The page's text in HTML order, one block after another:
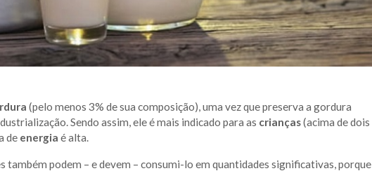
(pelo menos 3% de sua composição), uma vez que preserva a gordura
Sendo assim, ele é mais indicado para as crianças(acima de dois
de energia é alta.
também podem – e devem – consumi-lo em quantidades significativas, porque